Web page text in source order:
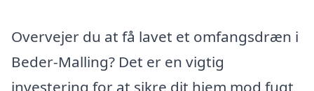
Overvejer du at få lavet et omfangsdræn i
Beder-Malling? Det er en vigtig
investering for at sikre dit hjem mod fugt